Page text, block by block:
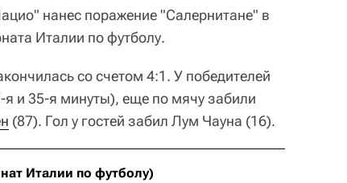
нанес поражение "Салернитане" в
Италии по футболу.
со счетом 4:1. У победителей
я и 35-я минуты), еще по мячу забили
(87). Гол у гостей забил Лум Чауна (16).
Италии по футболу)